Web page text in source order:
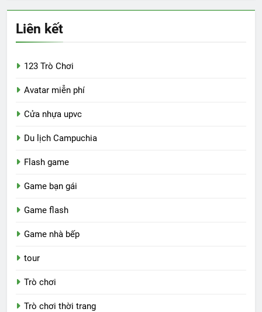
Liên kết
123 Trò Chơi
Avatar miễn phí
Cửa nhựa upvc
Du lịch Campuchia
Flash game
Game bạn gái
Game flash
Game nhà bếp
tour
Trò chơi
Trò chơi thời trang